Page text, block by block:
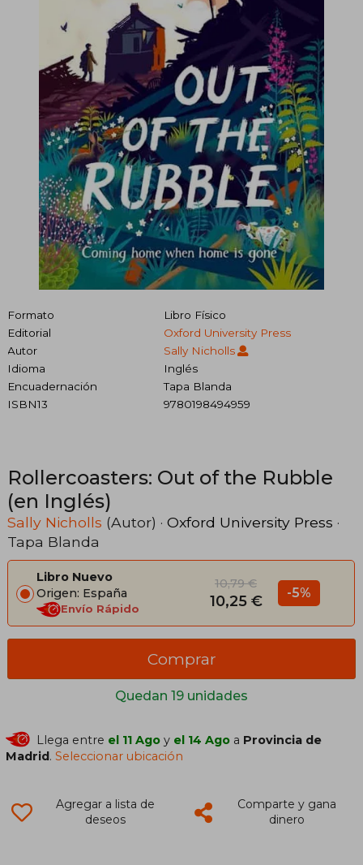
Formato
Libro Físico
Editorial
Oxford University Press
Autor
Sally Nicholls
Idioma
Inglés
Encuadernación
Tapa Blanda
ISBN13
9780198494959
Rollercoasters: Out of the Rubble
(en Inglés)
Sally Nicholls (Autor) · Oxford University Press ·
Tapa Blanda
Libro Nuevo
Origen: España
Envío Rápido
10,79 €
10,25 € -5%
Quedan 19 unidades
Comprar
Llega entre el 11 Ago y el 14 Ago a Provincia de
Madrid.Seleccionar ubicación
Agregar a lista de
deseos
Comparte y gana
dinero